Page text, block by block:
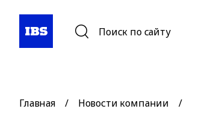
Поиск по сайту
Главная / Новости компании /